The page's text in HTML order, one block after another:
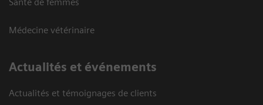
Médecine vétérinaire
Actualités et événements
Actualités et témoignages de clients